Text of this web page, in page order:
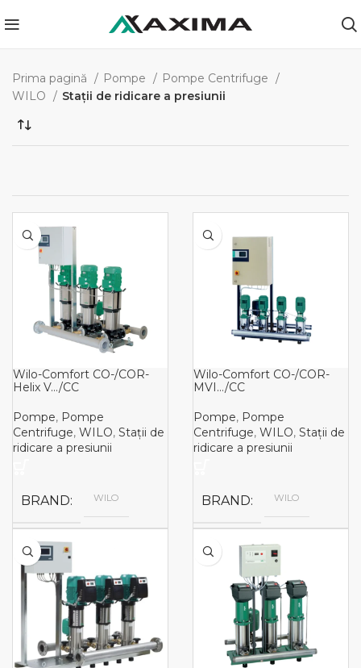
Prima pagină Pompe
Pompe Centrifuge
WILO
Stații de ridicare a presiunii
Wilo-Comfort CO-/COR-
Helix V…/CC
Pompe, Pompe
Centrifuge, WILO, Stații de
ridicare a presiunii
BRAND WILO
Wilo-Comfort CO-/COR-
MVI…/CC
Pompe, Pompe
Centrifuge, WILO, Stații de
ridicare a presiunii
BRAND WILO